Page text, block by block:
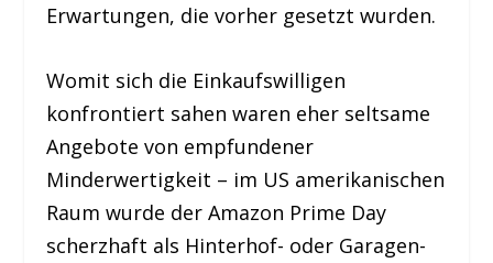
Erwartungen, die vorher gesetzt wurden.
Womit sich die Einkaufswilligen
konfrontiert sahen waren eher seltsame
Angebote von empfundener
Minderwertigkeit – im US amerikanischen
Raum wurde der Amazon Prime Day
scherzhaft als Hinterhof- oder Garagen-